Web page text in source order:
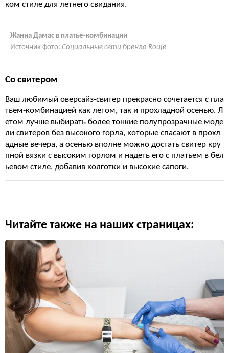
ком стиле для летнего свидания.
Жанна Дамас в платье-комбинации
Источник фото: Социальные сети бренда Rouje
Со свитером
Ваш любимый оверсайз-свитер прекрасно сочетается с пла
тьем-комбинацией как летом, так и прохладной осенью. Л
етом лучше выбирать более тонкие полупрозрачные моде
ли свитеров без высокого горла, которые спасают в прохл
адные вечера, а осенью вполне можно достать свитер кру
пной вязки с высоким горлом и надеть его с платьем в бел
ьевом стиле, добавив колготки и высокие сапоги.
Читайте также на наших страницах: